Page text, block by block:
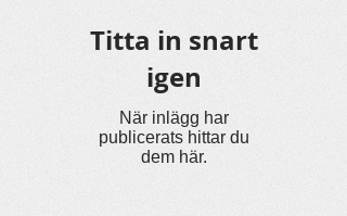
Titta in snart
igen
När inlägg har
publicerats hittar du
dem här.